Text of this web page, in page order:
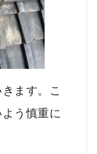
ます。こ
う慎重に